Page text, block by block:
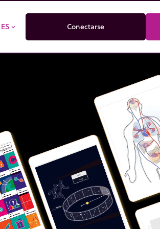
ES expand_more Conectarse